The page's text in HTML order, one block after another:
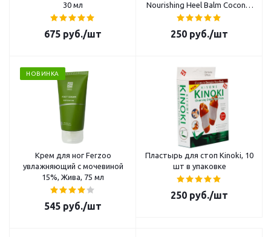
30 мл
675 руб./шт
Nourishing Heel Balm Coconut
and Lemongrass Banna, 25 гр
250 руб./шт
НОВИНКА
Крем для ног Ferzoo
увлажняющий с мочевиной
15%, Жива, 75 мл
545 руб./шт
Пластырь для стоп Kinoki, 10
шт в упаковке
250 руб./шт